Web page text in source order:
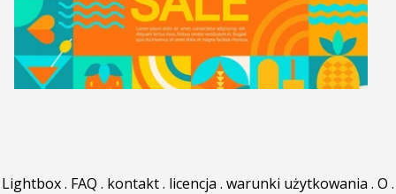
Lightbox. FAQ . kontakt. licencja . warunki użytkowania . O .